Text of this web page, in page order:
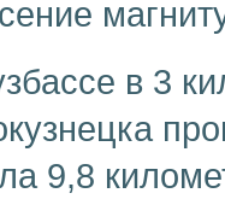
в 3
9,8